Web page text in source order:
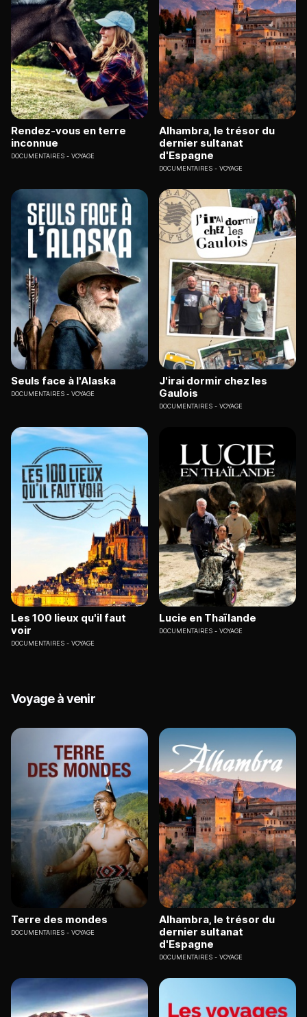
Rendez-vous en terre
inconnue
DOCUMENTAIRES VOYAGE
Alhambra, le trésor du
dernier sultanat
d'Espagne
DOCUMENTAIRES VOYAGE
Seuls face à l'Alaska
DOCUMENTAIRES VOYAGE
J'irai dormir chez les
Gaulois
DOCUMENTAIRES VOYAGE
Les 100 lieux qu'il faut
voir
DOCUMENTAIRES VOYAGE
Lucie en Thaïlande
DOCUMENTAIRES VOYAGE
Voyage à venir
Terre des mondes
DOCUMENTAIRES VOYAGE
Alhambra, le trésor du
dernier sultanat
d'Espagne
DOCUMENTAIRES VOYAGE